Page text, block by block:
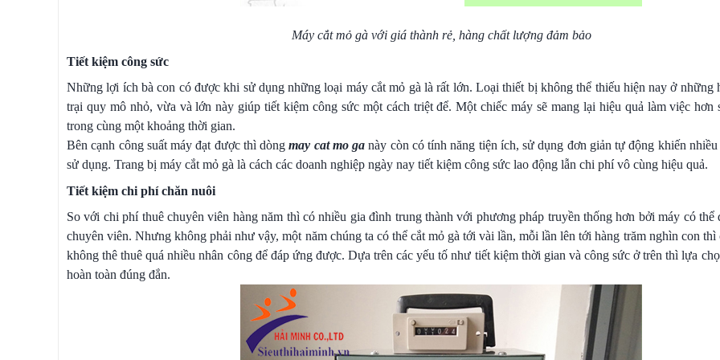
Máy cắt mỏ gà với giá thành rẻ, hàng chất lượng đảm bảo
Tiết kiệm công sức
Những lợi ích bà con có được khi sử dụng những loại máy cắt mỏ gà là rất lớn. Loại thiết bị không thể thiếu hiện nay ở những
trại quy mô nhỏ, vừa và lớn này giúp tiết kiệm công sức một cách triệt để. Một chiếc máy sẽ mang lại hiệu quả làm việc hơn
trong cùng một khoảng thời gian.
Bên cạnh công suất máy đạt được thì dòngmay cat mo ga này còn có tính năng tiện ích, sử dụng đơn giản tự động khiến
sử dụng. Trang bị máy cắt mỏ gà là cách các doanh nghiệp ngày nay tiết kiệm công sức lao động lẫn chi phí vô cùng hiệu quả.
Tiết kiệm chi phí chăn nuôi
So với chi phí thuê chuyên viên hàng năm thì có nhiều gia đình trung thành với phương pháp truyền thống hơn bởi máy có thể
chuyên viên. Nhưng không phải như vậy, một năm chúng ta có thể cắt mỏ gà tới vài lần, mỗi lần lên tới hàng trăm nghìn con thì
không thê thuê quá nhiều nhân công để đáp ứng được. Dựa trên các yếu tố như tiết kiệm thời gian và công sức ở trên thì lựa
hoàn toàn đúng đắn.